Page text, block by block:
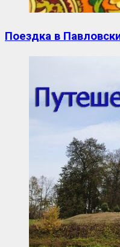
Поездка в